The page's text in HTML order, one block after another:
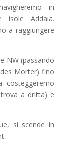
in
isole Addaia.
a raggiungere
NW (passando
Morter) fino
costeggeremo
trova a dritta) e
si scende in